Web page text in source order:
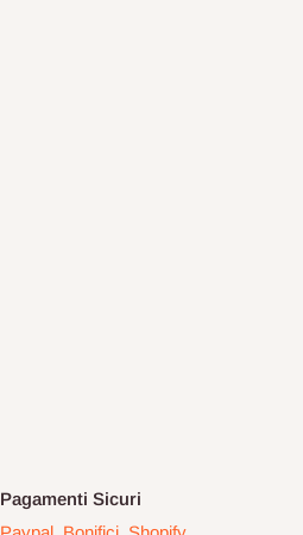
Pagamenti Sicuri